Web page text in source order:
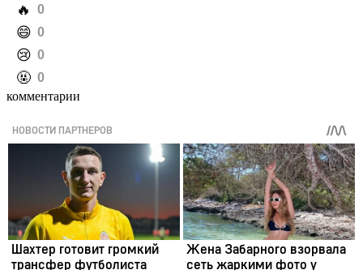
️🔥 0
️😄 0
️😢 0
️🤬 0
комментарии